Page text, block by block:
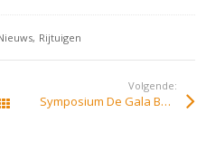
Rijtuigen
Alle berichten
Volgende:
Symposium De Gala Berline in Nederland